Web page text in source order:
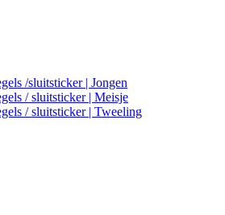
/sluitsticker | Jongen
/ sluitsticker | Meisje
/ sluitsticker | Tweeling